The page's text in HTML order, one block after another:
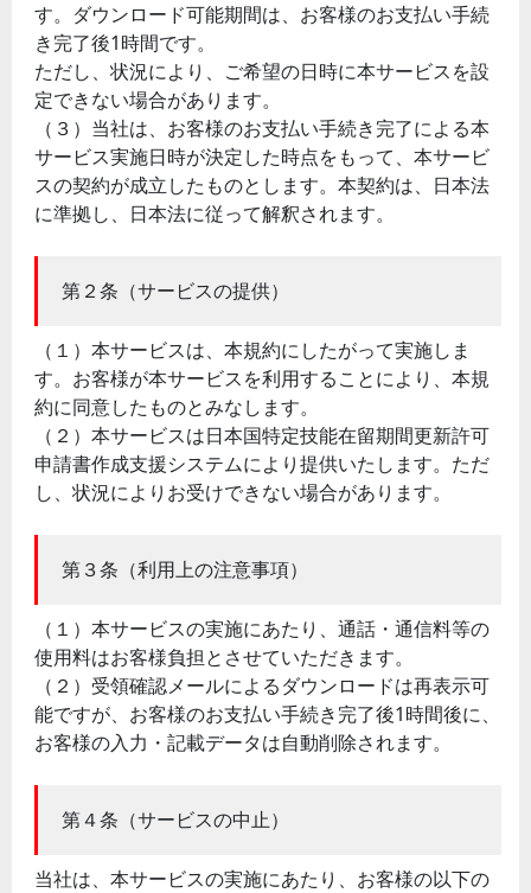
す。ダウンロード可能期間は、お客様のお支払い手続
き完了後1時間です。
ただし、状況により、ご希望の日時に本サービスを設
定できない場合があります。
（３）当社は、お客様のお支払い手続き完了による本
サービス実施日時が決定した時点をもって、本サービ
スの契約が成立したものとします。本契約は、日本法
に準拠し、日本法に従って解釈されます。
第２条（サービスの提供）
（１）本サービスは、本規約にしたがって実施しま
す。お客様が本サービスを利用することにより、本規
約に同意したものとみなします。
（２）本サービスは日本国特定技能在留期間更新許可
申請書作成支援システムにより提供いたします。ただ
し、状況によりお受けできない場合があります。
第３条（利用上の注意事項）
（１）本サービスの実施にあたり、通話・通信料等の
使用料はお客様負担とさせていただきます。
（２）受領確認メールによるダウンロードは再表示可
能ですが、お客様のお支払い手続き完了後1時間後に、
お客様の入力・記載データは自動削除されます。
第４条（サービスの中止）
当社は、本サービスの実施にあたり、お客様の以下の